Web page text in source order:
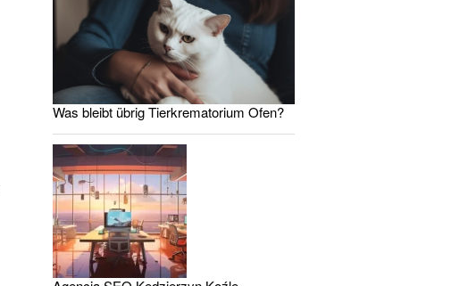
Was bleibt übrig Tierkrematorium Ofen?